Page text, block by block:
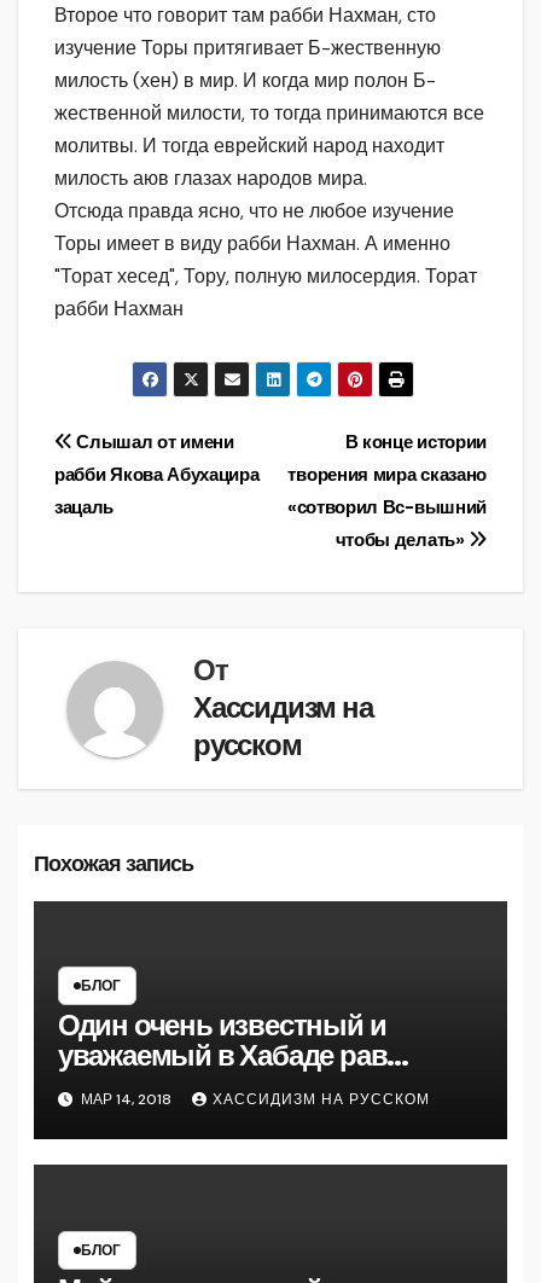
Второе что говорит там рабби Нахман, сто
изучение Торы притягивает Б-жественную
милость (хен) в мир. И когда мир полон Б-
жественной милости, то тогда принимаются все
молитвы. И тогда еврейский народ находит
милость аюв глазах народов мира.
Отсюда правда ясно, что не любое изучение
Торы имеет в виду рабби Нахман. А именно
"Торат хесед", Тору, полную милосердия. Торат
рабби Нахман
Навигация
по
В конце истории
творения мира сказано
«сотворил Вс-вышний
чтобы делать»
Слышал от имени
рабби Якова Абухацира
зацаль
От
Хассидизм на
русском
Похожая запись
БЛОГ
Один очень известный и
уважаемый в Хабаде рав
рассказал мне на 770
следующую майсу
МАР 14, 2018 ХАССИДИЗМ НА РУССКОМ
БЛОГ